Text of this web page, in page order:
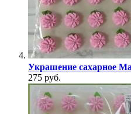
Украшение сахарное
275 руб.